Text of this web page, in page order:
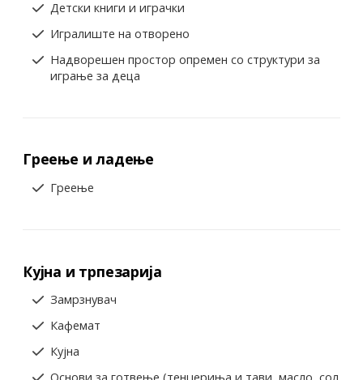
Детски книги и играчки
Игралиште на отворено
Надворешен простор опремен со структури за
играње за деца
Греење и ладење
Греење
Кујна и трпезарија
Замрзнувач
Кафемат
Кујна